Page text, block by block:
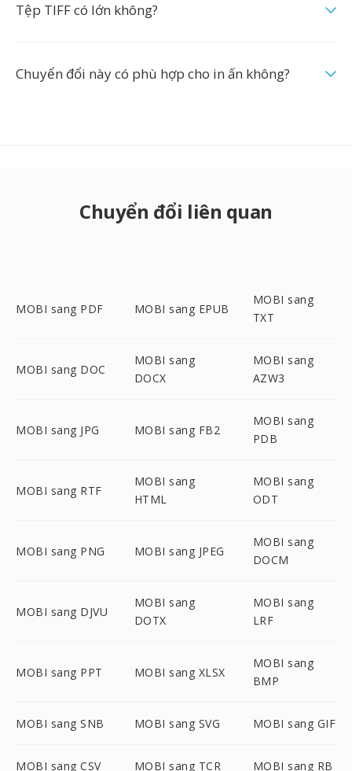
Tệp TIFF có lớn không?
Chuyển đổi này có phù hợp cho in ấn không?
Chuyển đổi liên quan
MOBI sang PDF MOBI sang EPUB
MOBI sang
TXT
MOBI sang DOC
MOBI sang
DOCX
MOBI sang
AZW3
MOBI sang JPG MOBI sang FB2
MOBI sang
PDB
MOBI sang RTF
MOBI sang
HTML
MOBI sang
ODT
MOBI sang PNG MOBI sang JPEG
MOBI sang
DOCM
MOBI sang DJVU
MOBI sang
DOTX
MOBI sang
LRF
MOBI sang PPT MOBI sang XLSX
MOBI sang
BMP
MOBI sang SNB MOBI sang SVG MOBI sang GIF
MOBI sang CSV MOBI sang TCR MOBI sang RB